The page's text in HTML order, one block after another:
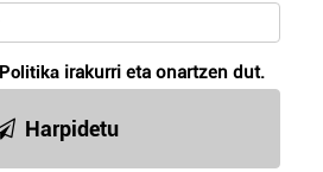
irakurri eta onartzen dut.
Harpidetu